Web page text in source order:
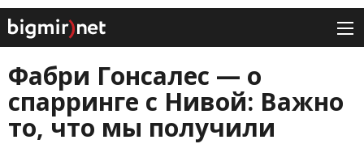
Фабри Гонсалес — о
спарринге с Нивой: Важно
то, что мы получили